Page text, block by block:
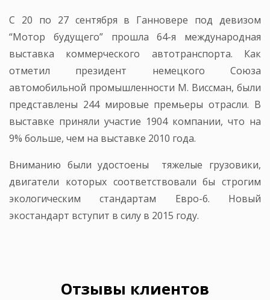
С 20 по 27 сентября в Ганновере под девизом
“Мотор будущего” прошла 64-я международная
выставка коммерческого автотранспорта. Как
отметил президент немецкого Союза
автомобильной промышленности М. Виссман, были
представлены 244 мировые премьеры отрасли. В
выставке приняли участие 1904 компании, что на
9% больше, чем на выставке 2010 года.
Вниманию были удостоены тяжелые грузовики,
двигатели которых соответствовали бы строгим
экологическим стандартам Евро-6. Новый
экостандарт вступит в силу в 2015 году.
Отзывы клиентов